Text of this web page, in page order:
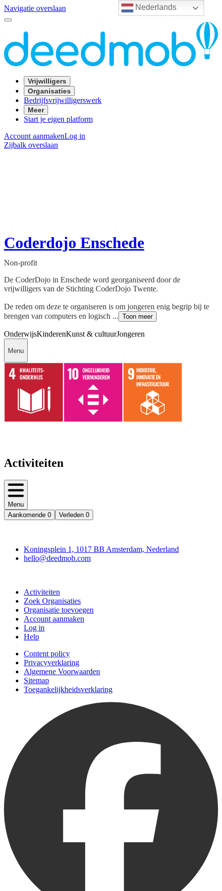
Nederlands
Navigatie overslaan
Vrijwilligers
Organisaties
Bedrijfsvrijwilligerswerk
Meer
Start je eigen platform
Account aanmakenLog in
Zijbalk overslaan
Coderdojo Enschede
Non-profit
De CoderDojo in Enschede word georganiseerd door de
vrijwilligers van de Stichting CoderDojo Twente.
De reden om deze te organiseren is om jongeren enig begrip bij te
brengen van computers en logisch ... Toon meer
OnderwijsKinderenKunst & cultuurJongeren
Menu
Activiteiten
Menu
Aankomende 0 Verleden 0
Koningsplein 1, 1017 BB Amsterdam, Nederland
hello@deedmob.com
Activiteiten
Zoek Organisaties
Organisatie toevoegen
Account aanmaken
Log in
Help
Content policy
Privacyverklaring
Algemene Voorwaarden
Sitemap
Toegankelijkheidsverklaring